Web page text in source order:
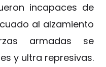
incapaces de
al alzamiento
armadas se
y ultra represivas.